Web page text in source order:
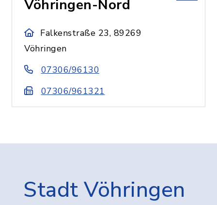
Vöhringen-Nord
Falkenstraße 23, 89269
Vöhringen
07306/96130
07306/961321
Stadt Vöhringen